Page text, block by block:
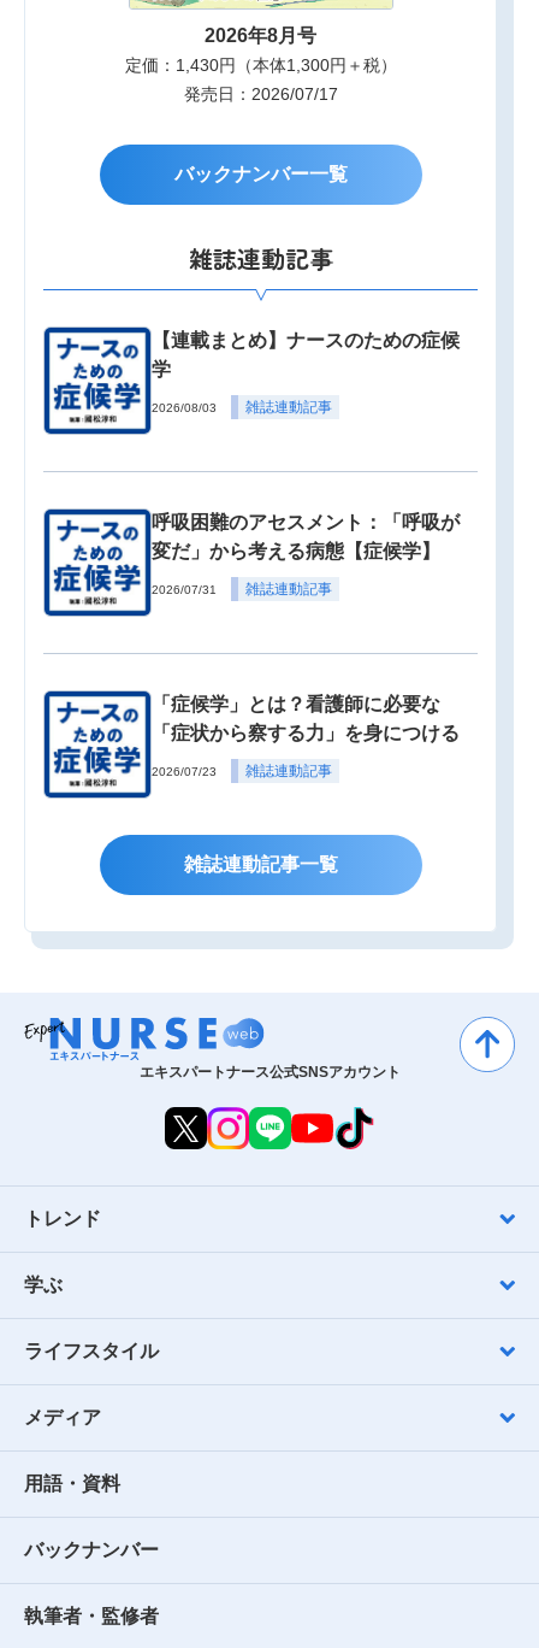
2026年8月号
定価：1,430円（本体1,300円＋税）
発売日：2026/07/17
バックナンバー一覧
雑誌連動記事
【連載まとめ】ナースのための症候
学
2026/08/03 雑誌連動記事
呼吸困難のアセスメント：「呼吸が
変だ」から考える病態【症候学】
2026/07/31 雑誌連動記事
「症候学」とは？看護師に必要な
「症状から察する力」を身につける
2026/07/23 雑誌連動記事
雑誌連動記事一覧
エキスパートナース公式SNSアカウント
トレンド
学ぶ
ライフスタイル
メディア
用語・資料
バックナンバー
執筆者・監修者